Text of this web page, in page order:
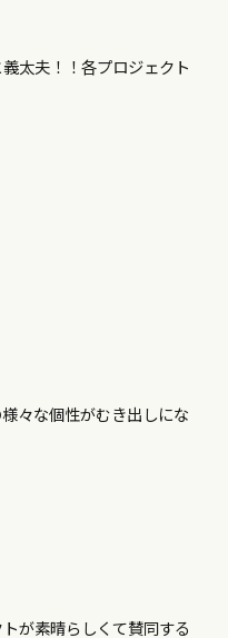
太夫！！各プロジェクト
々な個性がむき出しにな
が素晴らしくて賛同する